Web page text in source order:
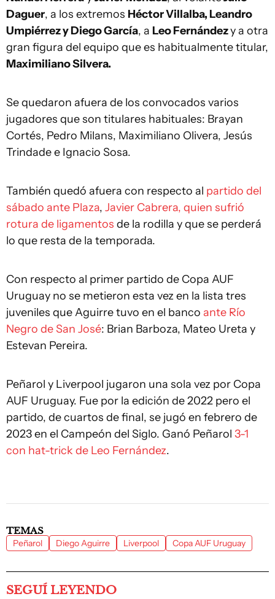
Daguer, a los extremos Héctor Villalba, Leandro
Umpiérrez y Diego García, a Leo Fernándezy a otra
gran figura del equipo que es habitualmente titular,
Maximiliano Silvera.
Se quedaron afuera de los convocados varios
jugadores que son titulares habituales: Brayan
Cortés, Pedro Milans, Maximiliano Olivera, Jesús
Trindade e Ignacio Sosa.
También quedó afuera con respecto al partido del
sábado ante Plaza, Javier Cabrera, quien sufrió
rotura de ligamentos de la rodilla y que se perderá
lo que resta de la temporada.
Con respecto al primer partido de Copa AUF
Uruguay no se metieron esta vez en la lista tres
juveniles que Aguirre tuvo en el banco ante Río
Negro de San José: Brian Barboza, Mateo Ureta y
Estevan Pereira.
Peñarol y Liverpool jugaron una sola vez por Copa
AUF Uruguay. Fue por la edición de 2022 pero el
partido, de cuartos de final, se jugó en febrero de
2023 en el Campeón del Siglo. Ganó Peñarol 3-1
con hat-trick de Leo Fernández.
TEMAS
Peñarol Diego Aguirre Liverpool Copa AUF Uruguay
SEGUÍ LEYENDO